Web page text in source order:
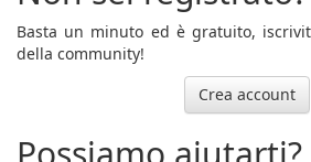
Basta un minuto ed è gratuito,
della community!
Crea account